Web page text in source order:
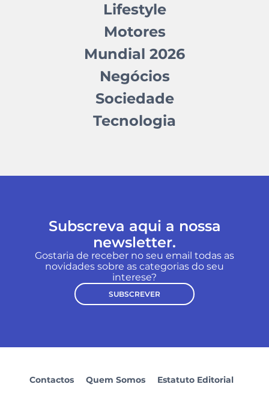
Lifestyle
Motores
Mundial 2026
Negócios
Sociedade
Tecnologia
Subscreva aqui a nossa
newsletter.
Gostaria de receber no seu email todas as
novidades sobre as categorias do seu
interese?
SUBSCREVER
Contactos Quem Somos
Estatuto Editorial